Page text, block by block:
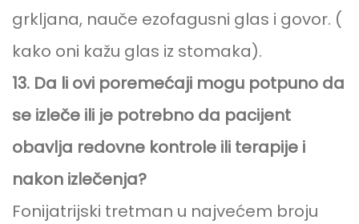
grkljana, nauče ezofagusni glas i govor. (
kako oni kažu glas iz stomaka).
13. Da li ovi poremećaji mogu potpuno da
se izleče ili je potrebno da pacijent
obavlja redovne kontrole ili terapije i
nakon izlečenja?
Fonijatrijski tretman u najvećem broju